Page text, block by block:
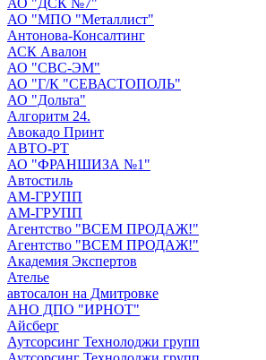
АО "МПО "Металлист"
Антонова-Консалтинг
АСК Авалон
АО "СВС-ЭМ"
АО "Г/К "СЕВАСТОПОЛЬ"
АО "Дольта"
Алгоритм 24.
Авокадо Принт
АВТО-РТ
АО "ФРАНШИЗА №1"
Автостиль
АМ-ГРУПП
АМ-ГРУПП
Агентство "ВСЕМ ПРОДАЖ!"
Агентство "ВСЕМ ПРОДАЖ!"
Академия Экспертов
Ателье
автосалон на Дмитровке
АНО ДПО "ИРНОТ"
Айсберг
Аутсорсинг Технолоджи групп